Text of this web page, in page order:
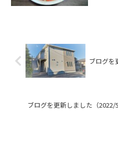
ントし
る、”
ブログを
ブログを更新しました（2022/